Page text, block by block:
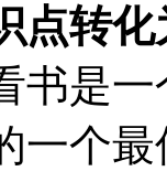
点转
书是
一个